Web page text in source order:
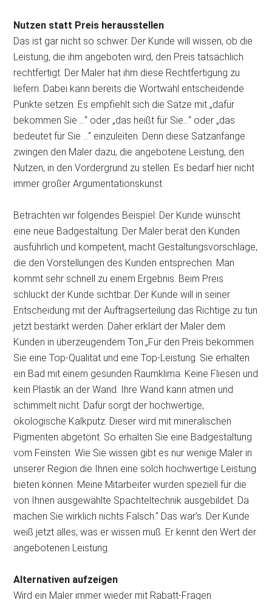
Nutzen statt Preis herausstellen
Das ist gar nicht so schwer. Der Kunde will wissen, ob die
Leistung, die ihm angeboten wird, den Preis tatsächlich
rechtfertigt. Der Maler hat ihm diese Rechtfertigung zu
liefern. Dabei kann bereits die Wortwahl entscheidende
Punkte setzen. Es empfiehlt sich die Sätze mit „dafür
bekommen Sie …“ oder „das heißt für Sie…“ oder „das
bedeutet für Sie …“ einzuleiten. Denn diese Satzanfänge
zwingen den Maler dazu, die angebotene Leistung, den
Nutzen, in den Vordergrund zu stellen. Es bedarf hier nicht
immer großer Argumentationskunst.
Betrachten wir folgendes Beispiel: Der Kunde wünscht
eine neue Badgestaltung. Der Maler berät den Kunden
ausführlich und kompetent, macht Gestaltungsvorschläge,
die den Vorstellungen des Kunden entsprechen. Man
kommt sehr schnell zu einem Ergebnis. Beim Preis
schluckt der Kunde sichtbar. Der Kunde will in seiner
Entscheidung mit der Auftragserteilung das Richtige zu tun
jetzt bestärkt werden. Daher erklärt der Maler dem
Kunden in überzeugendem Ton:„Für den Preis bekommen
Sie eine Top-Qualität und eine Top-Leistung. Sie erhalten
ein Bad mit einem gesunden Raumklima. Keine Fliesen und
kein Plastik an der Wand. Ihre Wand kann atmen und
schimmelt nicht. Dafür sorgt der hochwertige,
ökologische Kalkputz. Dieser wird mit mineralischen
Pigmenten abgetönt. So erhalten Sie eine Badgestaltung
vom Feinsten. Wie Sie wissen gibt es nur wenige Maler in
unserer Region die Ihnen eine solch hochwertige Leistung
bieten können. Meine Mitarbeiter wurden speziell für die
von Ihnen ausgewählte Spachteltechnik ausgebildet. Da
machen Sie wirklich nichts Falsch.“ Das war’s. Der Kunde
weiß jetzt alles, was er wissen muß. Er kennt den Wert der
angebotenen Leistung.
Alternativen aufzeigen
Wird ein Maler immer wieder mit Rabatt-Fragen